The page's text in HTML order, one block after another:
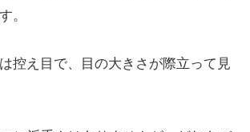
。
控え目で、目の大きさが際立って見